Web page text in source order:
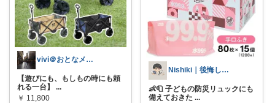
vivi＠おとなメンズ館
【遊びにも、もしもの時にも頼
れる一台】 ...
￥ 11,800
Nishiki｜後悔しない家と暮らし
👶🧻 子どもの防災リュックにも
備えておきた ...